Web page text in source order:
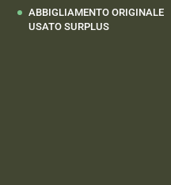
ABBIGLIAMENTO ORIGINALE
USATO SURPLUS